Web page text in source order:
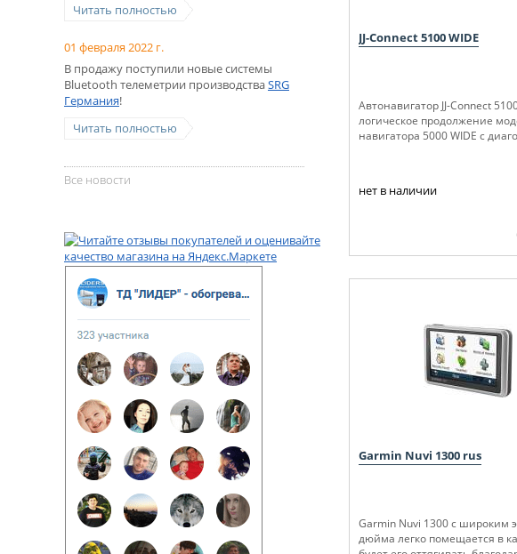
Читать полностью
01 февраля 2022 г.
В продажу поступили новые системы
Bluetooth телеметрии производстваSRG
Германия!
Читать полностью
Все новости
JJ-Connect 5100 WIDE
Автонавигатор JJ-Connect
логическое продолжение
навигатора 5000 WIDE с
нет в наличии
Garmin Nuvi 1300 rus
Garmin Nuvi 1300с широким
дюйма легко помещается в